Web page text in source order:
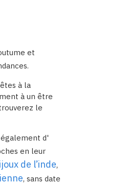
et
à la
à un être
le
d'
en leur
de l’inde,
, sans date